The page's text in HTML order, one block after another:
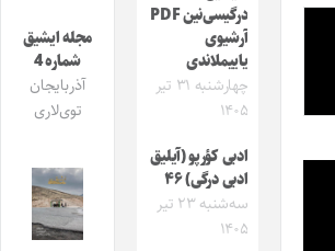
درگیسی‌نین PDF
آرشیوی
یاییملاندی
چهارشنبه ۳۱ تیر
۱۴۰۵
ادبی کؤرپو (آیلیق
ادبی درگی) ۴۶
سه‌شنبه ۲۳ تیر
۱۴۰۵
مجله ایشیق
شماره 4
آذربایجان
توی‌لاری